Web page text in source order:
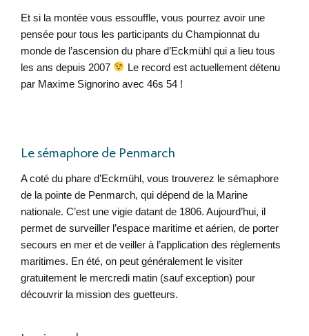
Et si la montée vous essouffle, vous pourrez avoir une
pensée pour tous les participants du Championnat du
monde de l’ascension du phare d’Eckmühl qui a lieu tous
les ans depuis 2007
Le record est actuellement détenu
par Maxime Signorino avec 46s 54 !
Le sémaphore de Penmarch
A coté du phare d’Eckmühl, vous trouverez le sémaphore
de la pointe de Penmarch, qui dépend de la Marine
nationale. C’est une vigie datant de 1806. Aujourd’hui, il
permet de surveiller l’espace maritime et aérien, de porter
secours en mer et de veiller à l’application des règlements
maritimes. En été, on peut généralement le visiter
gratuitement le mercredi matin (sauf exception) pour
découvrir la mission des guetteurs.